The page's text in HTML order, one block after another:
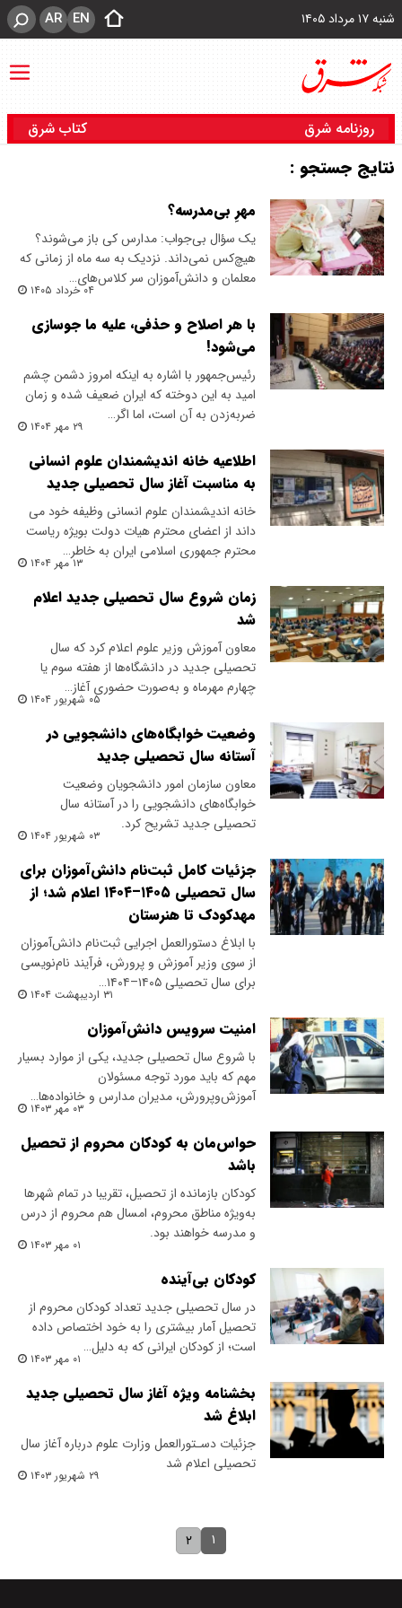
شنبه ۱۷ مرداد ۱۴۰۵ EN
AR
روزنامه شرق کتاب شرق
نتایج جستجو :
مهرِ بی‌مدرسه؟
یک سؤال بی‌جواب: مدارس کی باز می‌‌شوند؟
هیچ‌کس نمی‌داند. نزدیک به سه ماه از زمانی که
معلمان و دانش‌آموزان سر کلاس‌های…
۰۴ خرداد ۱۴۰۵
با هر اصلاح و حذفی، علیه ما جوسازی
می‌شود!
رئیس‌جمهور با اشاره به اینکه امروز دشمن چشم
امید به این دوخته که ایران ضعیف شده و زمان
ضربه‌زدن به آن است، اما اگر…
۲۹ مهر ۱۴۰۴
اطلاعیه خانه اندیشمندان علوم انسانی
به مناسبت آغاز سال تحصیلی جدید
خانه اندیشمندان علوم انسانی وظیفه خود می
داند از اعضای محترم هیات دولت بویژه ریاست
محترم جمهوری اسلامی ایران به خاطر…
۱۳ مهر ۱۴۰۴
زمان شروع سال تحصیلی جدید اعلام
شد
معاون آموزش وزیر علوم اعلام کرد که سال
تحصیلی جدید در دانشگاه‌ها از هفته سوم یا
چهارم مهرماه و به‌صورت حضوری آغاز…
۰۵ شهریور ۱۴۰۴
وضعیت خوابگاه‌های دانشجویی در
آستانه سال تحصیلی جدید
معاون سازمان امور دانشجویان وضعیت
خوابگاه‌های دانشجویی را در آستانه سال
تحصیلی جدید تشریح کرد.
۰۳ شهریور ۱۴۰۴
جزئیات کامل ثبت‌نام دانش‌آموزان برای
سال تحصیلی ۱۴۰۵–۱۴۰۴ اعلام شد؛ از
مهدکودک تا هنرستان
با ابلاغ دستورالعمل اجرایی ثبت‌نام دانش‌آموزان
از سوی وزیر آموزش و پرورش، فرآیند نام‌نویسی
برای سال تحصیلی ۱۴۰۵–۱۴۰۴…
۳۱ اردیبهشت ۱۴۰۴
امنیت سرویس دانش‌آموزان
با شروع سال تحصیلی جدید، یکی از موارد بسیار
مهم که باید مورد توجه مسئولان
آموزش‌وپرورش، مدیران مدارس و خانواده‌ها…
۰۳ مهر ۱۴۰۳
حواس‌مان به کودکان محروم از تحصیل
باشد
کودکان بازمانده از تحصیل، تقریبا در تمام شهرها
به‌ویژه مناطق محروم، امسال هم محروم از درس
و مدرسه خواهند بود.
۰۱ مهر ۱۴۰۳
کودکان بی‌آینده
در سال تحصیلی جدید تعداد کودکان محروم از
تحصیل آمار بیشتری را به خود اختصاص داده
است؛ از کودکان ایرانی که به دلیل…
۰۱ مهر ۱۴۰۳
بخشنامه ویژه آغاز سال تحصیلی جدید
ابلاغ شد
جزئیات دسـتورالعمل وزارت علوم درباره آغاز سال
تحصیلی اعلام شد
۲۹ شهریور ۱۴۰۳
۱ ۲